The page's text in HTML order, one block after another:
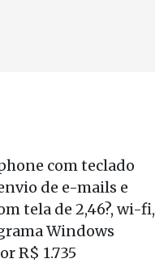
com teclado
de e-mails e
tela de 2,46?, wi-fi,
Windows
R$ 1.735